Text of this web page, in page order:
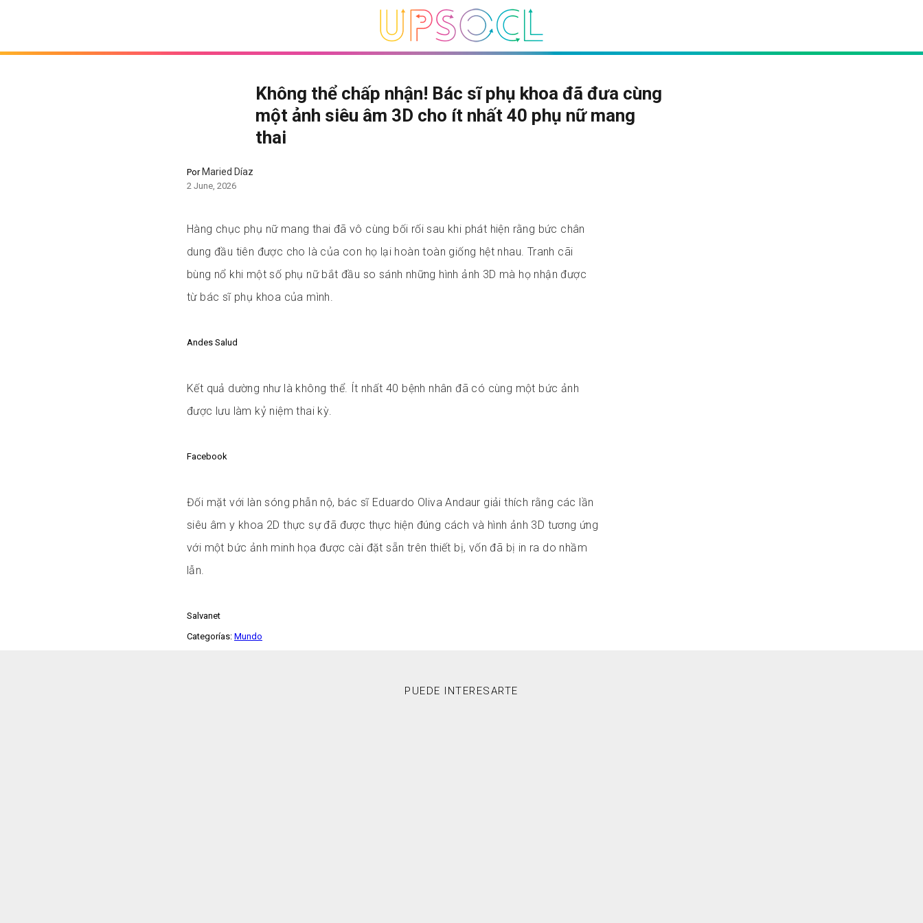
Không thể chấp nhận! Bác sĩ phụ khoa đã đưa cùng
một ảnh siêu âm 3D cho ít nhất 40 phụ nữ mang
thai
PorMaried Díaz
2 June, 2026
Hàng chục phụ nữ mang thai đã vô cùng bối rối sau khi phát hiện rằng bức chân
dung đầu tiên được cho là của con họ lại hoàn toàn giống hệt nhau. Tranh cãi
bùng nổ khi một số phụ nữ bắt đầu so sánh những hình ảnh 3D mà họ nhận được
từ bác sĩ phụ khoa của mình.
Andes Salud
Kết quả dường như là không thể. Ít nhất 40 bệnh nhân đã có cùng một bức ảnh
được lưu làm kỷ niệm thai kỳ.
Facebook
Đối mặt với làn sóng phẫn nộ, bác sĩ Eduardo Oliva Andaur giải thích rằng các lần
siêu âm y khoa 2D thực sự đã được thực hiện đúng cách và hình ảnh 3D tương ứng
với một bức ảnh minh họa được cài đặt sẵn trên thiết bị, vốn đã bị in ra do nhầm
lẫn.
Salvanet
Categorías: Mundo
PUEDE INTERESARTE